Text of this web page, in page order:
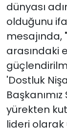
dünyası
olduğunu
mesajında,
arasındaki
'Dostluk
yürekten
lideri